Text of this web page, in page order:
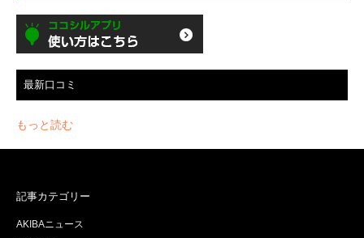
最新口コミ
もっと読む
記事カテゴリー
AKIBAニュース